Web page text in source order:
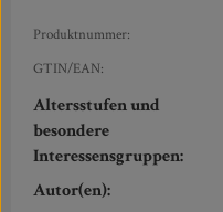
Produktnummer:
GTIN/EAN:
Altersstufen und
besondere
Interessensgruppen:
Autor(en):